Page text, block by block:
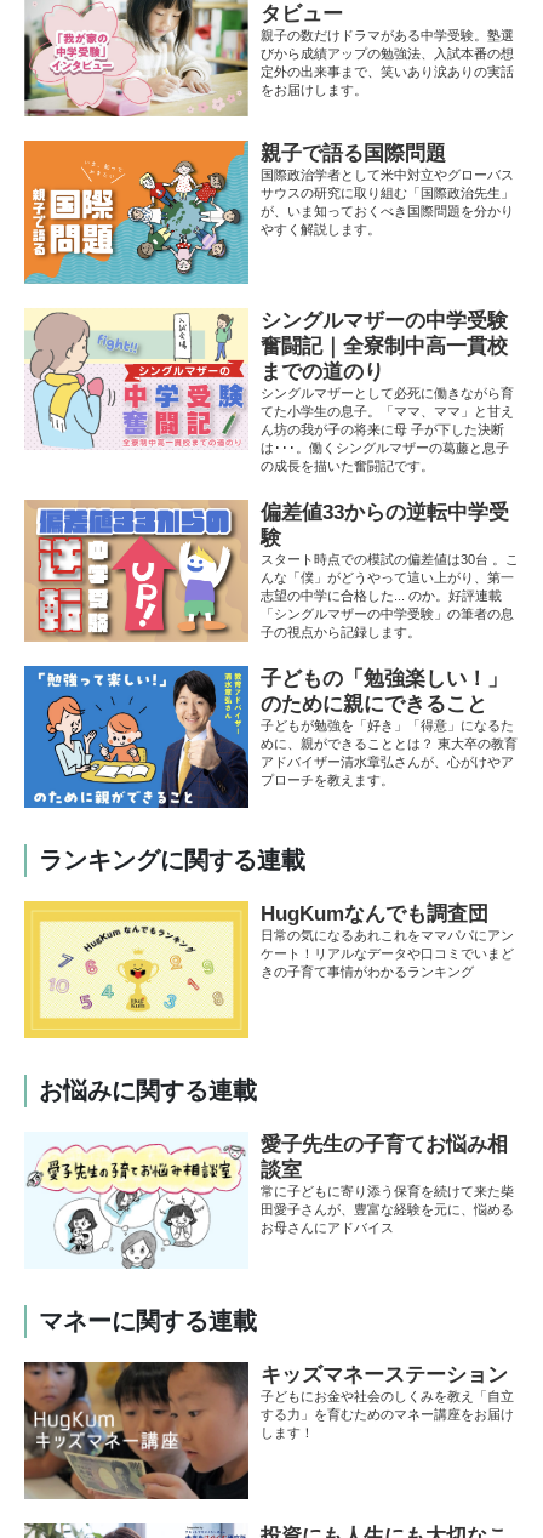
タビュー
親子の数だけドラマがある中学受験。塾選
びから成績アップの勉強法、入試本番の想
定外の出来事まで、笑いあり涙ありの実話
をお届けします。
親子で語る国際問題
国際政治学者として米中対立やグローバス
サウスの研究に取り組む「国際政治先生」
が、いま知っておくべき国際問題を分かり
やすく解説します。
シングルマザーの中学受験
奮闘記｜全寮制中高一貫校
までの道のり
シングルマザーとして必死に働きながら育
てた小学生の息子。「ママ、ママ」と甘え
ん坊の我が子の将来に母 子が下した決断
は･･･。働くシングルマザーの葛藤と息子
の成長を描いた奮闘記です。
偏差値33からの逆転中学受
験
スタート時点での模試の偏差値は30台 。こ
んな「僕」がどうやって這い上がり、第一
志望の中学に合格した... のか。好評連載
「シングルマザーの中学受験」の筆者の息
子の視点から記録します。
子どもの「勉強楽しい！」
のために親にできること
子どもが勉強を「好き」「得意」になるた
めに、親ができることとは？ 東大卒の教育
アドバイザー清水章弘さんが、心がけやア
プローチを教えます。
ランキングに関する連載
HugKumなんでも調査団
日常の気になるあれこれをママパパにアン
ケート！リアルなデータや口コミでいまど
きの子育て事情がわかるランキング
お悩みに関する連載
愛子先生の子育てお悩み相
談室
常に子どもに寄り添う保育を続けて来た柴
田愛子さんが、豊富な経験を元に、悩める
お母さんにアドバイス
マネーに関する連載
キッズマネーステーション
子どもにお金や社会のしくみを教え「自立
する力」を育むためのマネー講座をお届け
します！